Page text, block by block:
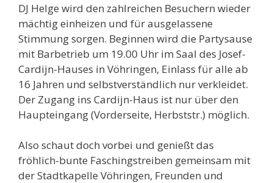
DJ Helge wird den zahlreichen Besuchern wieder
mächtig einheizen und für ausgelassene
Stimmung sorgen. Beginnen wird die Partysause
mit Barbetrieb um 19.00 Uhr im Saal des Josef-
Cardijn-Hauses in Vöhringen, Einlass für alle ab
16 Jahren und selbstverständlich nur verkleidet.
Der Zugang ins Cardijn-Haus ist nur über den
Haupteingang (Vorderseite, Herbststr.) möglich.
Also schaut doch vorbei und genießt das
fröhlich-bunte Faschingstreiben gemeinsam mit
der Stadtkapelle Vöhringen, Freunden und